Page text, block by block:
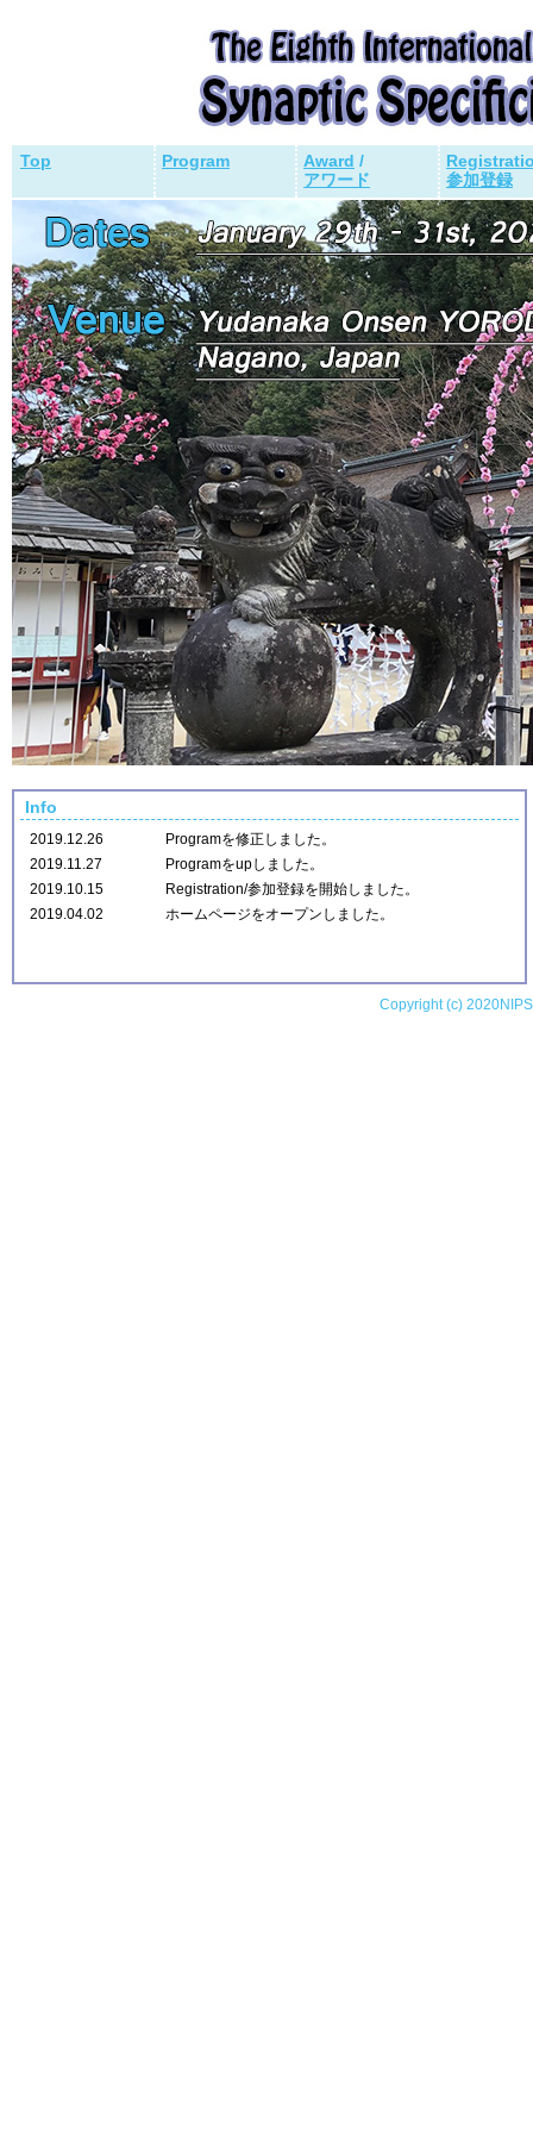
Top Program Award /
アワード
参加登録
Info
2019.12.26
Programを修正しました。
2019.11.27
Programをupしました。
2019.10.15
Registration/参加登録を開始しました。
2019.04.02
ホームページをオープンしました。
Copyright (c)